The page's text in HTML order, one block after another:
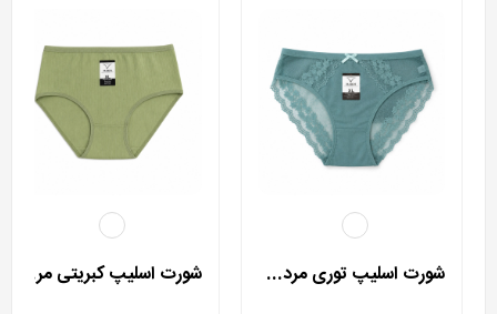
شورت اسلیپ توری مردی مدل 2002 شورت اسلیپ کبریتی مردی مدل 2025